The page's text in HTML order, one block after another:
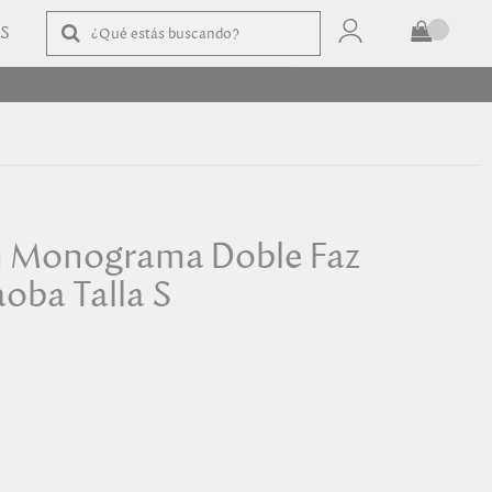
Doble Faz
Talla S